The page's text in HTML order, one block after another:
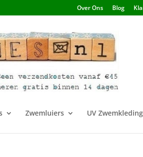
Over Ons Blog
Zwemluiers UV Zwemkleding